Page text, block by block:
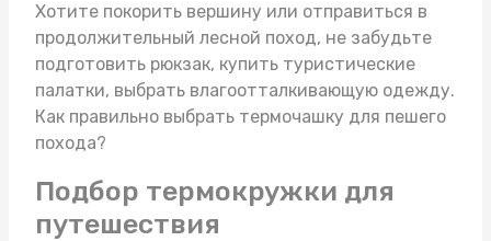
Хотите покорить вершину или отправиться в
продолжительный лесной поход, не забудьте
подготовить рюкзак, купить туристические
палатки, выбрать влагоотталкивающую одежду.
Как правильно выбрать термочашку для пешего
похода?
Подбор термокружки для
путешествия